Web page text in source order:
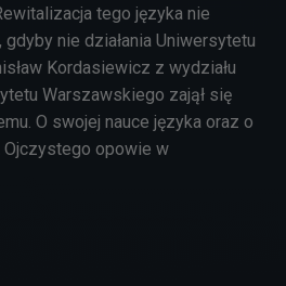
tego języka nie
nie działania Uniwersytetu
Kordasiewicz z wydziału
Warszawskiego zajął się
O swojej nauce języka oraz o
Ojczystego opowie w